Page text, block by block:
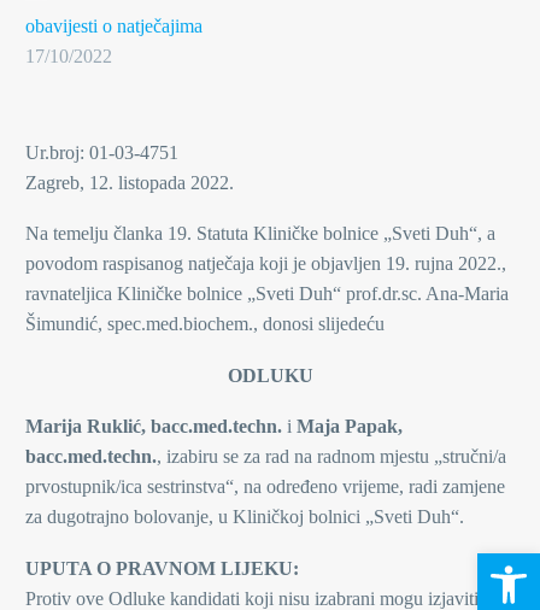
obavijesti o natječajima
17/10/2022
Ur.broj: 01-03-4751
Zagreb, 12. listopada 2022.
Na temelju članka 19. Statuta Kliničke bolnice „Sveti Duh“, a
povodom raspisanog natječaja koji je objavljen 19. rujna 2022.,
ravnateljica Kliničke bolnice „Sveti Duh“ prof.dr.sc. Ana-Maria
Šimundić, spec.med.biochem., donosi slijedeću
ODLUKU
Marija Ruklić, bacc.med.techn. i Maja Papak,
bacc.med.techn., izabiru se za rad na radnom mjestu „stručni/a
prvostupnik/ica sestrinstva“, na određeno vrijeme, radi zamjene
za dugotrajno bolovanje, u Kliničkoj bolnici „Sveti Duh“.
UPUTA O PRAVNOM LIJEKU:
Protiv ove Odluke kandidati koji nisu izabrani mogu izjaviti